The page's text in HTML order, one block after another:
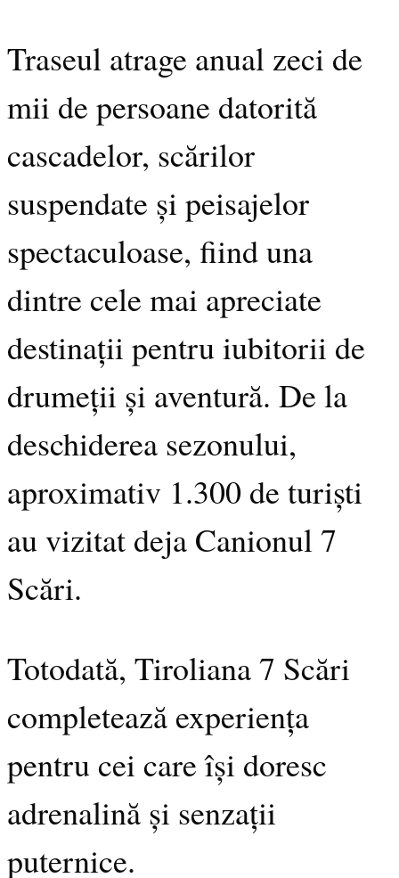
Traseul atrage anual zeci de
mii de persoane datorită
cascadelor, scărilor
suspendate și peisajelor
spectaculoase, fiind una
dintre cele mai apreciate
destinații pentru iubitorii de
drumeții și aventură. De la
deschiderea sezonului,
aproximativ 1.300 de turiști
au vizitat deja Canionul 7
Scări.
Totodată, Tiroliana 7 Scări
completează experiența
pentru cei care își doresc
adrenalină și senzații
puternice.